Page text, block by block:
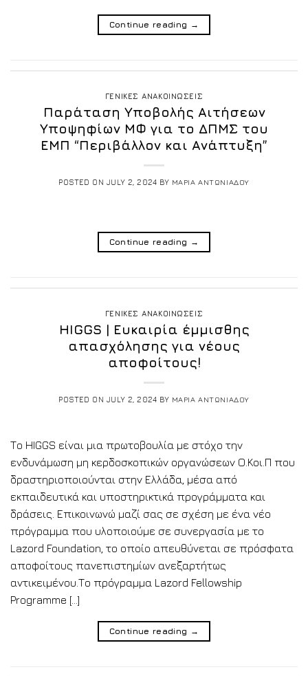
Continue reading →
ΓΕΝΙΚΕΣ ΑΝΑΚΟΙΝΩΣΕΙΣ
Παράταση Υποβολής Αιτήσεων
Υποψηφίων ΜΦ για το ΔΠΜΣ του
ΕΜΠ “Περιβάλλον και Ανάπτυξη”
POSTED ON JULY 2, 2024 BY ΜΑΡΙΑ ΑΝΤΩΝΙΑΔΟΥ
Continue reading →
ΓΕΝΙΚΕΣ ΑΝΑΚΟΙΝΩΣΕΙΣ
HIGGS | Ευκαιρία έμμισθης
απασχόλησης για νέους
αποφοίτους!
POSTED ON JULY 2, 2024 BY ΜΑΡΙΑ ΑΝΤΩΝΙΑΔΟΥ
Το HIGGS είναι μια πρωτοβουλία με στόχο την
ενδυνάμωση μη κερδοσκοπικών οργανώσεων Ο.Κοι.Π που
δραστηριοποιούνται στην Ελλάδα, μέσα από
εκπαιδευτικά και υποστηρικτικά προγράμματα και
δράσεις. Επικοινωνώ μαζί σας σε σχέση με ένα νέο
πρόγραμμα που υλοποιούμε σε συνεργασία με το
Lazord Foundation, το οποίο απευθύνεται σε πρόσφατα
αποφοίτους πανεπιστημίων ανεξαρτήτως
αντικειμένου.Το πρόγραμμα Lazord Fellowship
Programme […]
Continue reading →